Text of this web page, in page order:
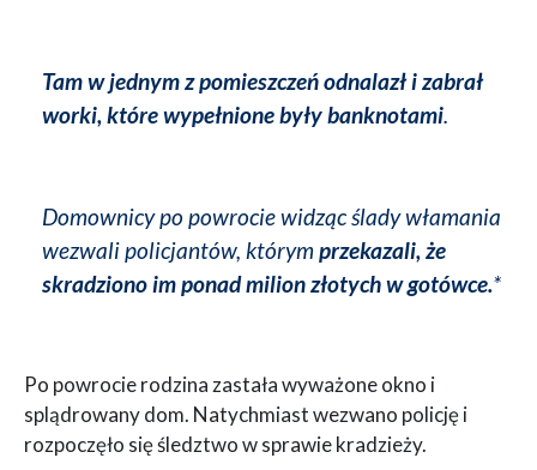
Tam w jednym z pomieszczeń odnalazł i zabrał
worki, które wypełnione były banknotami.
Domownicy po powrocie widząc ślady włamania
wezwali policjantów, którym przekazali, że
skradziono im ponad milion złotych w gotówce.*
Po powrocie rodzina zastała wyważone okno i
splądrowany dom. Natychmiast wezwano policję i
rozpoczęło się śledztwo w sprawie kradzieży.